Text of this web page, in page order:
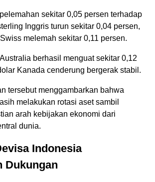
sekitar 0,05 persen terhadap
Inggris turun sekitar 0,04 persen,
melemah sekitar 0,11 persen.
berhasil menguat sekitar 0,12
Kanada cenderung bergerak stabil.
tersebut menggambarkan bahwa
melakukan rotasi aset sambil
arah kebijakan ekonomi dari
dunia.
Indonesia
Dukungan